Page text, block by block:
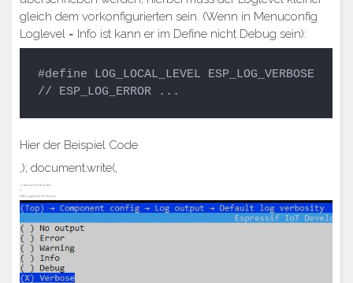
gleich dem vorkonfigurierten sein. (Wenn in Menuconfig
Loglevel = Info ist kann er im Define nicht Debug sein):
#define LOG_LOCAL_LEVEL ESP_LOG_VERBOSE
// ESP_LOG_ERROR ...
Hier der Beispiel Code
‚); document.write(‚
‚); document.write(‚
‚);
Mit Loglevel Verbose: